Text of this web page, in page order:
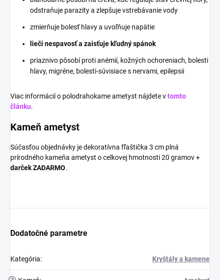
odstraňuje parazity a zlepšuje vstrebávanie vody
zmierňuje bolesť hlavy a uvoľňuje napätie
lieči nespavosť a zaisťuje kľudný spánok
priaznivo pôsobí proti anémií, kožných ochoreniach, bolesti
hlavy, migréne, bolesti-súvisiace s nervami, epilepsii
Viac informácií o polodrahokame ametyst nájdete vtomto
článku.
Kameň ametyst
Súčasťou objednávky je dekoratívna fľaštička 3 cm plná
prírodného kameňa ametyst o celkovej hmotnosti 20 gramov +
darček ZADARMO.
Dodatočné parametre
Kategória: Kryštály a kamene